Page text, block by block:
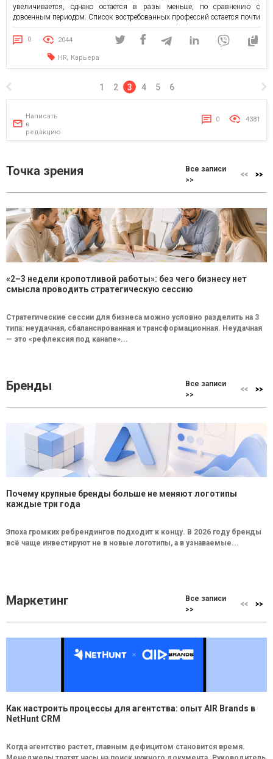
увеличивается, однако остается в разы меньше, по сравнению с
довоенным периодом. Список востребованных профессий остается почти
неизменным. Исключением стали медики и фармацевты, впервые за
несколько лет не попавшие в топ-10 профессиональных сфер с
наибольшим количеством вакансий. Еще больше вакансий в начале […]
0 2044
HR, Карьера
1 2 3 4 5 6
Написать
в
редакцию
0 4381
Точка зрения
Все записи
>>
«2–3 недели кропотливой работы»: без чего бизнесу нет
смысла проводить стратегическую сессию
Стратегические сессии для бизнеса можно условно разделить на 3
типа: неудачная, сбалансированная и трансформационная. Неудачная
— это «рефлексия под канапе»...
Бренды
Все записи
>>
Почему крупные бренды больше не меняют логотипы
каждые три года
Эпоха громких ребрендингов подходит к концу. В 2026 году бренды
всё чаще инвестируют не в новые логотипы, а в узнаваемые...
Маркетинг
Все записи
>>
Как настроить процессы для агентства: опыт AIR Brands в
NetHunt CRM
Когда агентство растет, главным дефицитом становится время.